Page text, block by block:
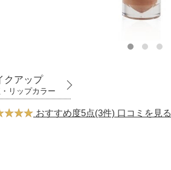
クアップ
リップカラー
おすすめ度5点(3件) 口コミを見る